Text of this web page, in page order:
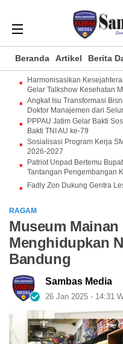
Beranda Artikel Berita
Harmonisasikan
Gelar Talkshow Kesehatan
Angkat Isu Transformasi
Doktor Manajemen dari
PPPAU Jatim Gelar Bakti
Bakti TNI AU ke-79
Sosialisasi Program Kerja
2026-2027
Patriot Unpad Bertemu
Tantangan Pengembangan
Fadly Zon Dukung Gentra
RAGAM
Museum Mainan
Menghidupkan
Bandung
Sambas Media
26 Jan 2025 - 14:31